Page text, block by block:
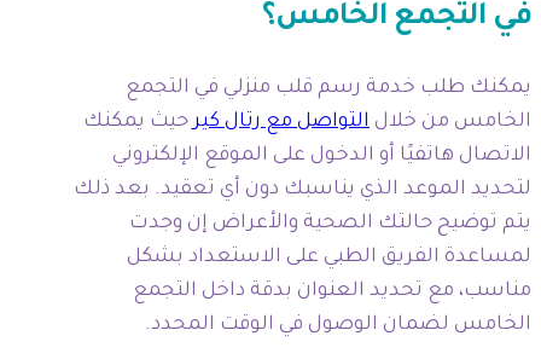
في التجمع الخامس؟
يمكنك طلب خدمة رسم قلب منزلي في التجمع
الخامس من خلال التواصل مع رتال كيرحيث يمكنك
الاتصال هاتفيًا أو الدخول على الموقع الإلكتروني
لتحديد الموعد الذي يناسبك دون أي تعقيد. بعد ذلك
يتم توضيح حالتك الصحية والأعراض إن وجدت
لمساعدة الفريق الطبي على الاستعداد بشكل
مناسب، مع تحديد العنوان بدقة داخل التجمع
الخامس لضمان الوصول في الوقت المحدد.